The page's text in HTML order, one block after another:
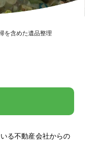
を含めた遺品整理
る不動産会社からの